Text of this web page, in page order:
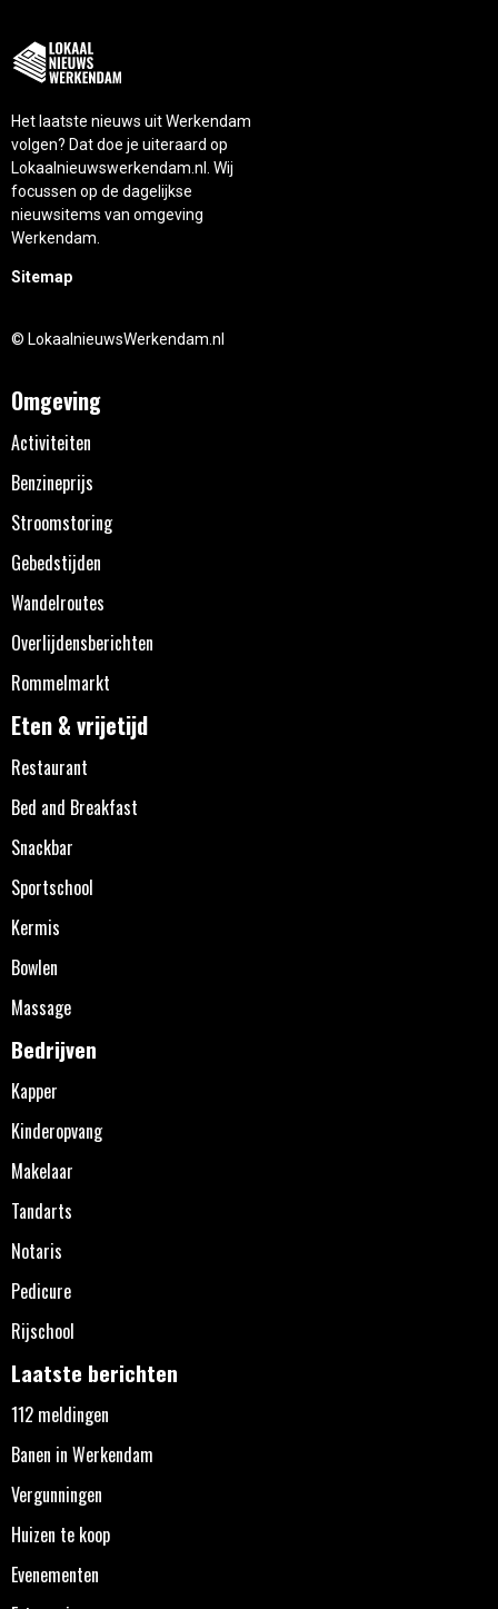
Het laatste nieuws uit Werkendam
volgen? Dat doe je uiteraard op
Lokaalnieuwswerkendam.nl. Wij
focussen op de dagelijkse
nieuwsitems van omgeving
Werkendam.
Sitemap
© LokaalnieuwsWerkendam.nl
Omgeving
Activiteiten
Benzineprijs
Stroomstoring
Gebedstijden
Wandelroutes
Overlijdensberichten
Rommelmarkt
Eten & vrijetijd
Restaurant
Bed and Breakfast
Snackbar
Sportschool
Kermis
Bowlen
Massage
Bedrijven
Kapper
Kinderopvang
Makelaar
Tandarts
Notaris
Pedicure
Rijschool
Laatste berichten
112 meldingen
Banen in Werkendam
Vergunningen
Huizen te koop
Evenementen